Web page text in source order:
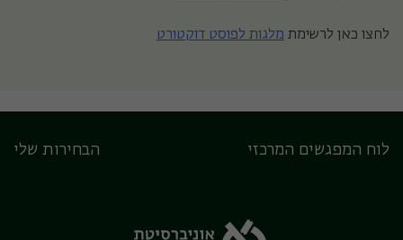
לחצו כאן לרשימת מלגות לפוסט דוקטורט
לוח המפגשים המרכזי הבחירות שלי